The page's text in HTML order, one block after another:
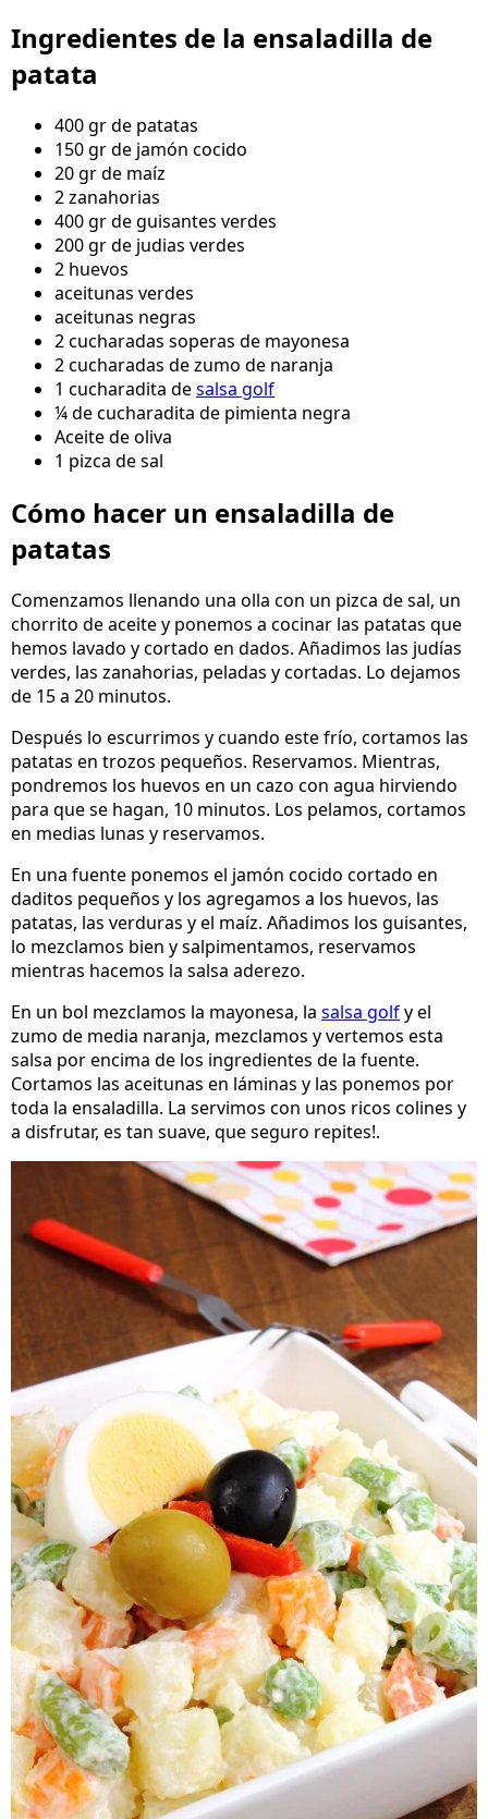
Ingredientes de la ensaladilla de
patata
400 gr de patatas
150 gr de jamón cocido
20 gr de maíz
2 zanahorias
400 gr de guisantes verdes
200 gr de judias verdes
2 huevos
aceitunas verdes
aceitunas negras
2 cucharadas soperas de mayonesa
2 cucharadas de zumo de naranja
1 cucharadita desalsa golf
¼ de cucharadita de pimienta negra
Aceite de oliva
1 pizca de sal
Cómo hacer un ensaladilla de
patatas
Comenzamos llenando una olla con un pizca de sal, un
chorrito de aceite y ponemos a cocinar las patatas que
hemos lavado y cortado en dados. Añadimos las judías
verdes, las zanahorias, peladas y cortadas. Lo dejamos
de 15 a 20 minutos.
Después lo escurrimos y cuando este frío, cortamos las
patatas en trozos pequeños. Reservamos. Mientras,
pondremos los huevos en un cazo con agua hirviendo
para que se hagan, 10 minutos. Los pelamos, cortamos
en medias lunas y reservamos.
En una fuente ponemos el jamón cocido cortado en
daditos pequeños y los agregamos a los huevos, las
patatas, las verduras y el maíz. Añadimos los guisantes,
lo mezclamos bien y salpimentamos, reservamos
mientras hacemos la salsa aderezo.
En un bol mezclamos la mayonesa, la salsa golfy el
zumo de media naranja, mezclamos y vertemos esta
salsa por encima de los ingredientes de la fuente.
Cortamos las aceitunas en láminas y las ponemos por
toda la ensaladilla. La servimos con unos ricos colines y
a disfrutar, es tan suave, que seguro repites!.